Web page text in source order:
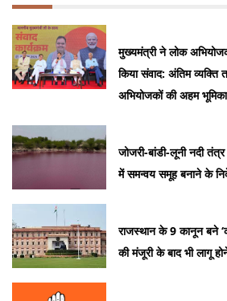
मुख्यमंत्री ने लोक
किया संवाद: अंतिम व्यक्ति
अभियोजकों की अहम
जोजरी-बांडी-लूनी नदी
में समन्वय समूह बनाने के
राजस्थान के 9 कानून बने
की मंजूरी के बाद भी लागू